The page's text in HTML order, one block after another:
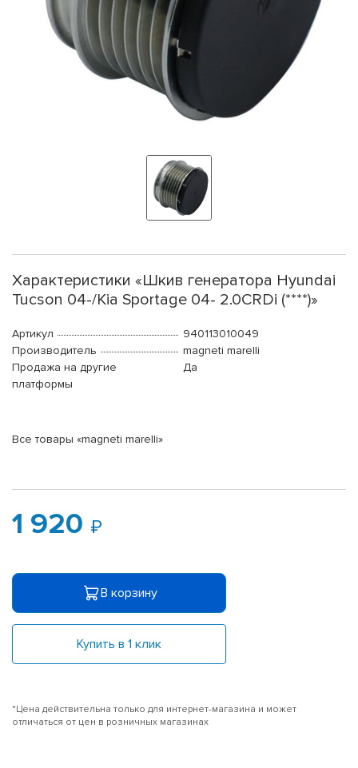
Характеристики «Шкив генератора Hyundai
Tucson 04-/Kia Sportage 04- 2.0CRDi (****)»
Артикул
940113010049
Производитель
magneti marelli
Продажа на другие
платформы
Да
Все товары «magneti marelli»
1 920
В корзину
Купить в 1 клик
*Цена действительна только для интернет-магазина и может
отличаться от цен в розничных магазинах